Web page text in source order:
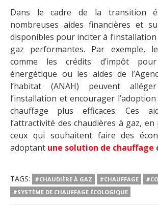
Dans le cadre de la transition
nombreuses aides financières et
disponibles pour inciter à l’installation
gaz performantes. Par exemple,
comme les crédits d’impôt
énergétique ou les aides de
l’habitat (ANAH) peuvent
l’installation et encourager
chauffage plus efficaces. Ces
l’attractivité des chaudières à gaz,
ceux qui souhaitent faire des
adoptant une solution de chauffage
TAGS: #CHAUDIÈRE À GAZ #CHAUFFAGE
#SYSTÈME DE CHAUFFAGE ÉCOLOGIQUE